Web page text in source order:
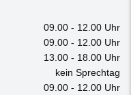
09.00 - 12.00 Uhr
09.00 - 12.00 Uhr
13.00 - 18.00 Uhr
kein Sprechtag
09.00 - 12.00 Uhr